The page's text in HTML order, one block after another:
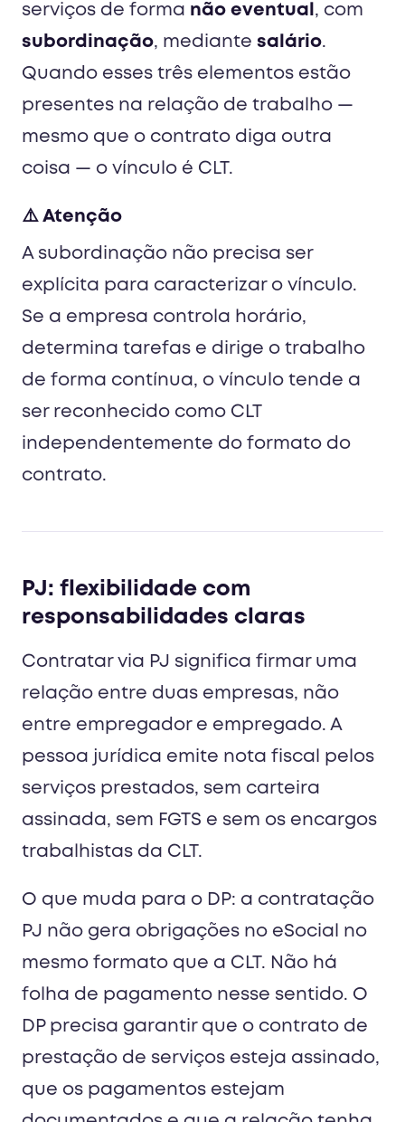
serviços de forma não eventual , com
subordinação, mediante salário.
Quando esses três elementos estão
presentes na relação de trabalho —
mesmo que o contrato diga outra
coisa — o vínculo é CLT.
⚠️ Atenção
A subordinação não precisa ser
explícita para caracterizar o vínculo.
Se a empresa controla horário,
determina tarefas e dirige o trabalho
de forma contínua, o vínculo tende a
ser reconhecido como CLT
independentemente do formato do
contrato.
PJ: flexibilidade com
responsabilidades claras
Contratar via PJ significa firmar uma
relação entre duas empresas, não
entre empregador e empregado. A
pessoa jurídica emite nota fiscal pelos
serviços prestados, sem carteira
assinada, sem FGTS e sem os encargos
trabalhistas da CLT.
O que muda para o DP: a contratação
PJ não gera obrigações no eSocial no
mesmo formato que a CLT. Não há
folha de pagamento nesse sentido. O
DP precisa garantir que o contrato de
prestação de serviços esteja assinado,
que os pagamentos estejam